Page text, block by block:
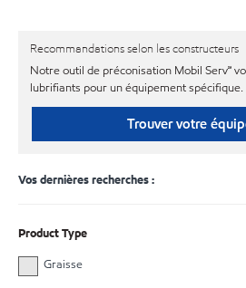
Recommandations selon les constructeurs
Notre outil de préconisation Mobil Serv℠
lubrifiants pour un équipement spécifique.
Trouver votre
Vos dernières recherches :
Product Type
Graisse